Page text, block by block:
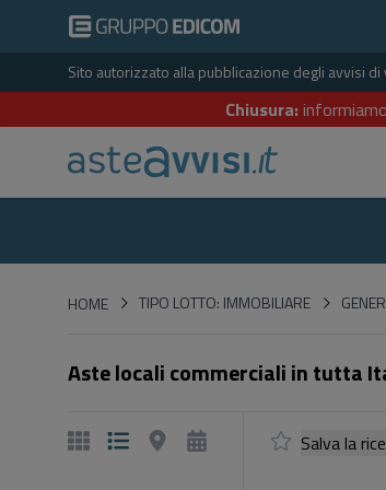
Sito autorizzato alla pubblicazione degli avvisi
Chiusura:
HOMEHOMETIPO LOTTO: IMMOBILIARE
Aste locali commerciali in tutta